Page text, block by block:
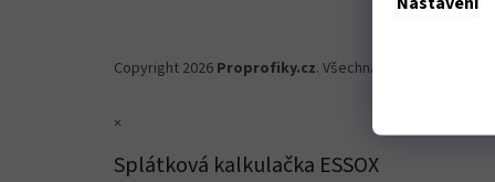
Copyright 2026 Proprofiky.cz. Všechna práva vyhrazena.
×
Splátková kalkulačka ESSOX